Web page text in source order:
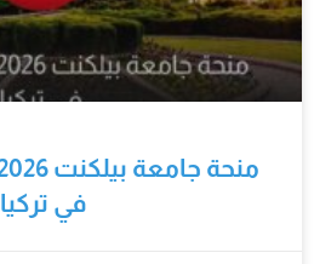
في تركيا